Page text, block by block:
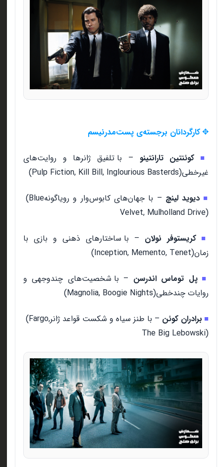
✥ کارگردانان برجسته‌ی پست‌مدرنیسم
■ کوئنتین تارانتینو – با تلفیق ژانرها و روایت‌های
غیرخطی(Pulp Fiction, Kill Bill, Inglourious Basterds)
■ دیوید لینچ – با جهان‌های کابوس‌وار و رویاگونه(Blue
Velvet, Mulholland Drive)
■ کریستوفر نولان – با ساختارهای ذهنی و بازی با
زمان(Inception, Memento, Tenet)
■ پل توماس اندرسن – با شخصیت‌های چندوجهی و
روایات چندخطی(Magnolia, Boogie Nights)
■ برادران کوئن – با طنز سیاه و شکست قواعد ژانر(Fargo,
The Big Lebowski)